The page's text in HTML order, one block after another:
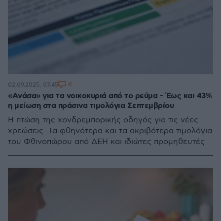
«Aνάσα» για τα νοικοκυριά από το ρεύμα - Έως και 43%
η μείωση στα πράσινα τιμολόγια Σεπτεμβρίου
Η πτώση της χονδρεμπορικής οδηγός για τις νέες
χρεώσεις -Τα φθηνότερα και τα ακριβότερα τιμολόγια
του Φθινοπώρου από ΔΕΗ και ιδιώτες προμηθευτές
02.09.2025, 07:45 8